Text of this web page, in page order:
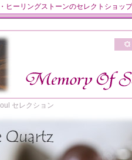
ーリングストーンのセレクトショッ
セレクション